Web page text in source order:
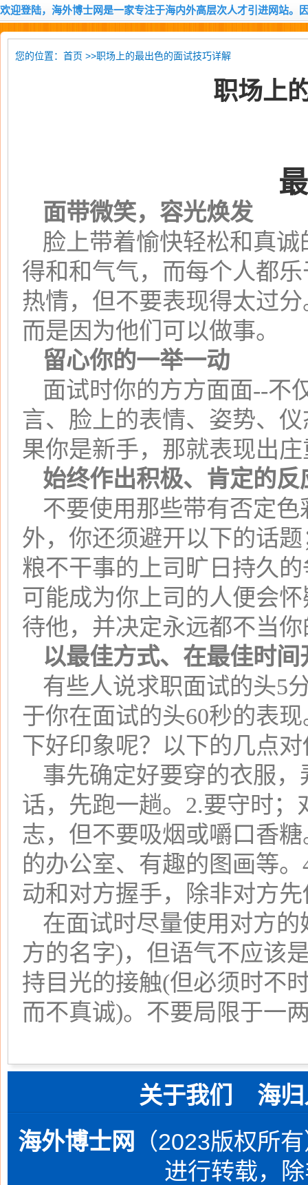
欢迎登陆，海外博士网是一家专注于海内外高层次人才引进网站。
您的位置： 首页 >>职场上的最出色的面试技巧详解
职场上
面带微笑，容光焕发
脸上带着愉快轻松和真
得和和气气，而每个人都
热情，但不要表现得太过
而是因为他们可以做事。
留心你的一举一动
面试时你的方方面面--不
言、脸上的表情、姿势、
果你是新手，那就表现出
始终作出积极、肯定的反
不要使用那些带有否定
外，你还须避开以下的话
粮不干事的上司旷日持久
可能成为你上司的人便会
待他，并决定永远都不当
以最佳方式、在最佳时
有些人说求职面试的头5
于你在面试的头60秒的表
下好印象呢？以下的几点
事先确定好要穿的衣服
话，先跑一趟。2.要守时
志，但不要吸烟或嚼口香
的办公室、有趣的图画等
动和对方握手，除非对方
在面试时尽量使用对方
方的名字)，但语气不应该
持目光的接触(但必须时不
而不真诚)。不要局限于一
关于我们 海
海外博士网
（2023版权所
进行转载，